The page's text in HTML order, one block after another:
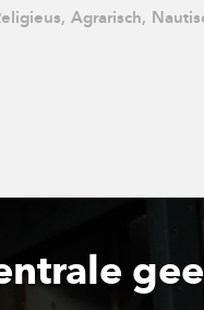
Agrarisch,